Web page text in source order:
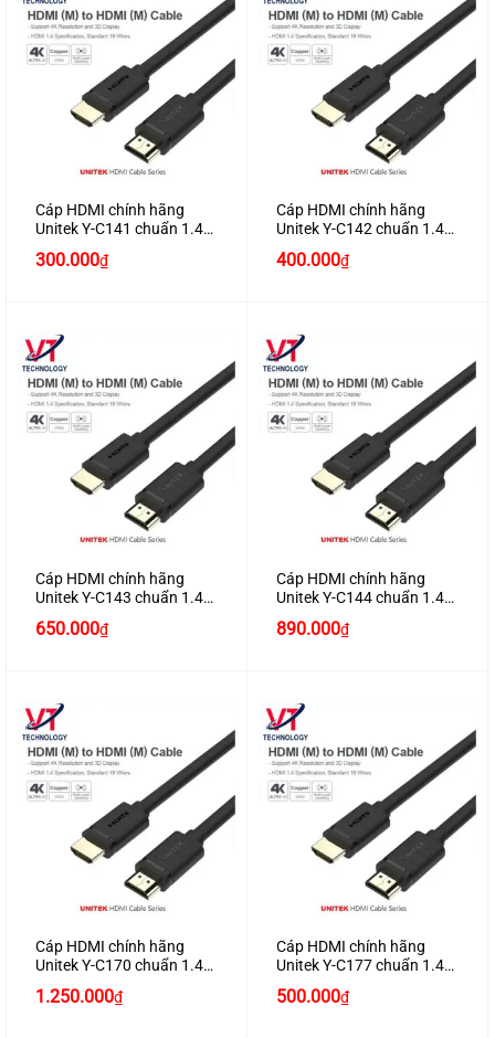
Cáp HDMI chính hãng
Unitek Y-C141 chuẩn 1.4
dài 8M hỗ trợ 3D , 4K*2K
cao cấp
300.000₫
Cáp HDMI chính hãng
Unitek Y-C142 chuẩn 1.4
dài 10M hỗ trợ 3D , 4K*2K
cao cấp
400.000₫
Cáp HDMI chính hãng
Unitek Y-C143 chuẩn 1.4
cao cấp
650.000₫
Cáp HDMI chính hãng
Unitek Y-C144 chuẩn 1.4
cao cấp
890.000₫
Cáp HDMI chính hãng
Unitek Y-C170 chuẩn 1.4
dài 25M hỗ trợ 3D , 4K*2K
cao cấp
1.250.000₫
Cáp HDMI chính hãng
Unitek Y-C177 chuẩn 1.4
dài 12M hỗ trợ 3D , 4K*2K
cao cấp
500.000₫